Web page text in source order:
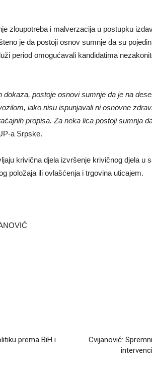
zloupotreba i malverzacija u postupku
je da postoji osnov sumnje da su
period omogućavali kandidatima
dokaza, postoje osnovi sumnje da je na
iako nisu ispunjavali ni osnovne
propisa. Za neka lica postoji sumnja
a Srpske.
krivična djela izvršenje krivičnog djela u
položaja ili ovlašćenja i trgovina uticajem.
prema BiH i
Cvijanović: